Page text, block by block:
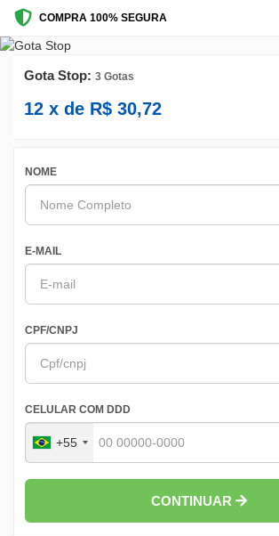
COMPRA 100% SEGURA
Gota Stop: 3 Gotas
12 x de R$ 30,72
NOME
E-MAIL
CPF/CNPJ
CELULAR COM DDD
+55
CONTINUAR